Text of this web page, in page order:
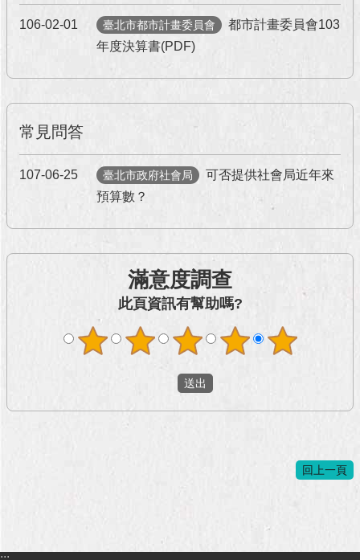
106-02-01 臺北市都市計畫委員會
都市計畫委員會103
年度決算書(PDF)
常見問答
107-06-25 臺北市政府社會局
可否提供社會局近年來
預算數？
滿意度調查
此頁資訊有幫助嗎?
回上一頁